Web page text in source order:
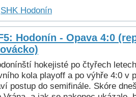
SHK Hodonín
Hodonín - Opava 4:0
hokejisté po čtyřech
kola playoff a po výhře 4:0 v
postup do semifinále. Skóre